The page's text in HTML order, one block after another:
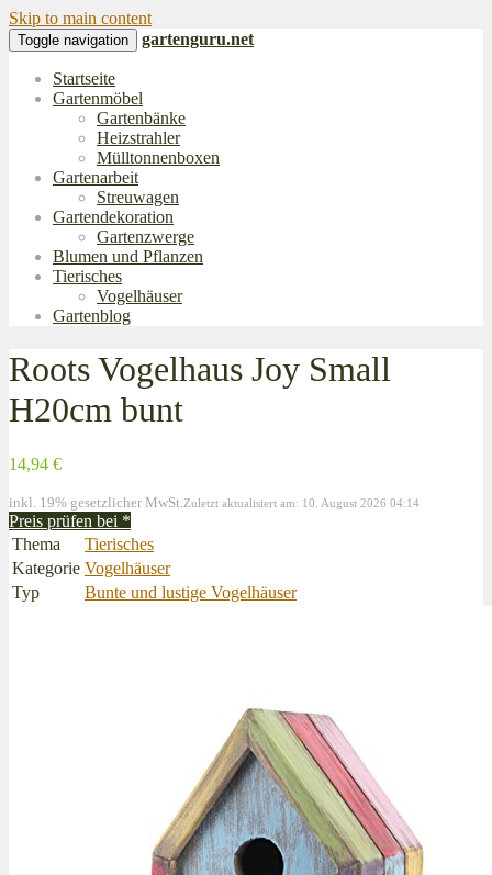
Skip to main content
Toggle navigation gartenguru.net
Startseite
Gartenmöbel
Gartenbänke
Heizstrahler
Mülltonnenboxen
Gartenarbeit
Streuwagen
Gartendekoration
Gartenzwerge
Blumen und Pflanzen
Tierisches
Vogelhäuser
Gartenblog
Roots Vogelhaus Joy Small
H20cm bunt
14,94 €
inkl. 19% gesetzlicher MwSt. Zuletzt aktualisiert am: 10. August 2026 04:14
Preis prüfen bei *
Thema
Tierisches
Kategorie Vogelhäuser
Typ
Bunte und lustige Vogelhäuser